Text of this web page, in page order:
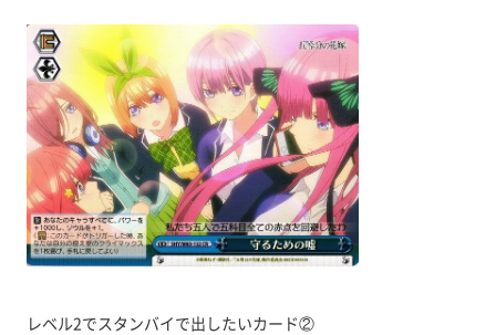
レベル2でスタンバイで出したいカード②